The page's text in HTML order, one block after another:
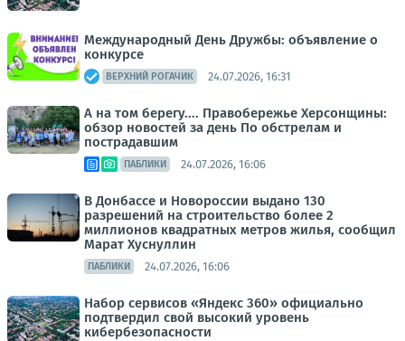
Международный День Дружбы: объявление о
конкурсе
ВЕРХНИЙ РОГАЧИК 24.07.2026, 16:31
А на том берегу.... Правобережье Херсонщины:
обзор новостей за день По обстрелам и
пострадавшим
ПАБЛИКИ 24.07.2026, 16:06
В Донбассе и Новороссии выдано 130
разрешений на строительство более 2
миллионов квадратных метров жилья, сообщил
Марат Хуснуллин
ПАБЛИКИ 24.07.2026, 16:06
Набор сервисов «Яндекс 360» официально
подтвердил свой высокий уровень
кибербезопасности